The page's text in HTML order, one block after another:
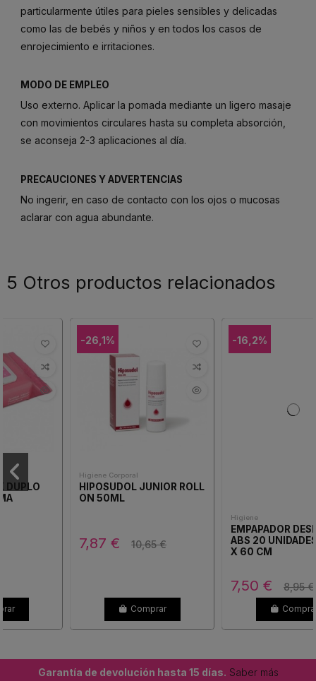
particularmente útiles para pieles sensibles y delicadas
como las de bebés y niños y en todos los casos de
enrojecimiento e irritaciones.
MODO DE EMPLEO
Uso externo. Aplicar la pomada mediante un ligero masaje
con movimientos circulares hasta su completa absorción,
se aconseja 2-3 aplicaciones al día.
PRECAUCIONES Y ADVERTENCIAS
No ingerir, en caso de contacto con los ojos o mucosas
aclarar con agua abundante.
5 Otros productos relacionados
-26,1%
HIPOSUDOL JUNIOR ROLL
10,65 €
-16,2%
EMPAPADOR DESECHABLE
8,95 €
Garantía de devolución hasta 15 días. Saber más